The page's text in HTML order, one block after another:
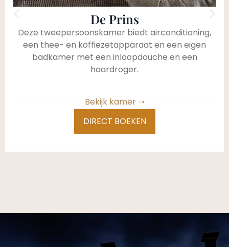
De Prins
Deze tweepersoonskamer biedt airconditioning,
een thee- en koffiezetapparaat en een eigen
badkamer met een inloopdouche en een
haardroger.
Bekijk kamer ➝
DIRECT BOEKEN